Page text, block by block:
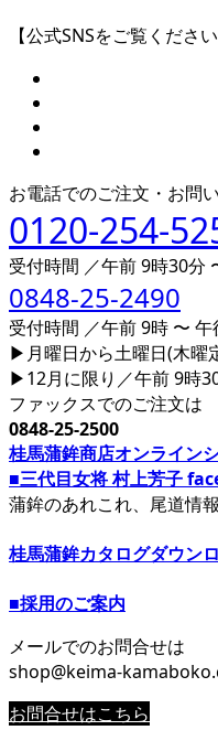
【公式SNSをご覧ください
お電話でのご注文・お問
0120-254-
受付時間 ／午前 9時30分
0848-25-2490
受付時間 ／午前 9時 〜 午
▶月曜日から土曜日(木曜
▶12月に限り／午前 9時
ファックスでのご注文は
0848-25-2500
桂馬蒲鉾商店オンライン
■三代目女将 村上芳子
蒲鉾のあれこれ、尾道情
桂馬蒲鉾カタログダウン
■採用のご案内
メールでのお問合せは
shop@keima-
お問合せはこちら